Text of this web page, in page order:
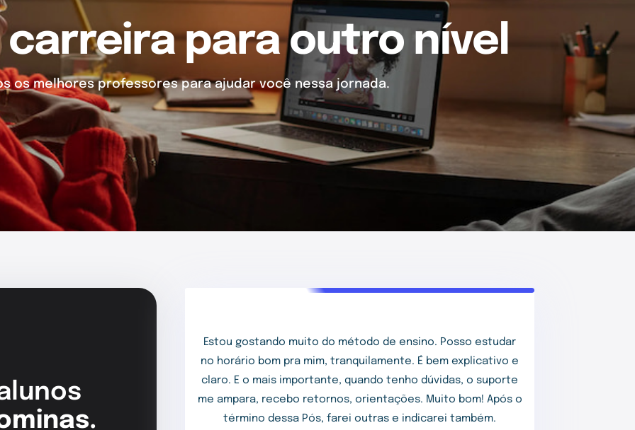
carreira para outro nível
os melhores professores para ajudar você nessa jornada.
Estou gostando muito do método de ensino. Posso estudar
no horário bom pra mim, tranquilamente. É bem explicativo e
claro. E o mais importante, quando tenho dúvidas, o suporte
me ampara, recebo retornos, orientações. Muito bom! Após o
término dessa Pós, farei outras e indicarei também.